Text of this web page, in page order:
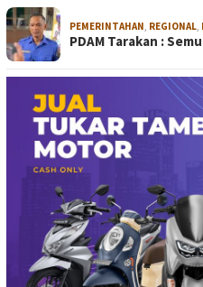
PEMERINTAHAN REGIONAL
PDAM Tarakan :